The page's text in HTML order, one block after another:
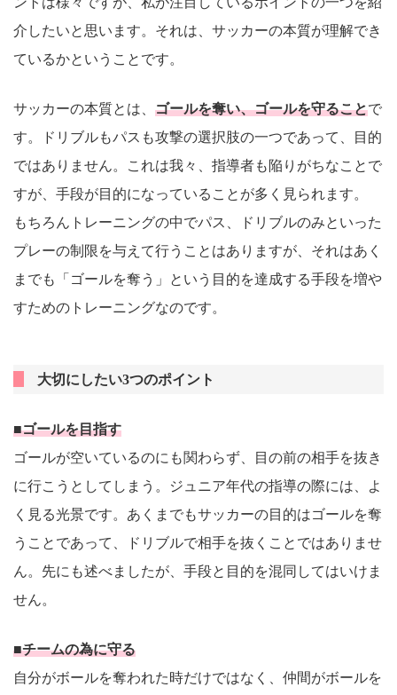
介したいと思います。それは、サッカーの本質が理解でき
ているかということです。
サッカーの本質とは、 ゴールを奪い、ゴールを守ることで
す。ドリブルもパスも攻撃の選択肢の一つであって、目的
ではありません。これは我々、指導者も陥りがちなことで
すが、手段が目的になっていることが多く見られます。
もちろんトレーニングの中でパス、ドリブルのみといった
プレーの制限を与えて行うことはありますが、それはあく
までも「ゴールを奪う」という目的を達成する手段を増や
すためのトレーニングなのです。
大切にしたい3つのポイント
■ゴールを目指す
ゴールが空いているのにも関わらず、目の前の相手を抜き
に行こうとしてしまう。ジュニア年代の指導の際には、よ
く見る光景です。あくまでもサッカーの目的はゴールを奪
うことであって、ドリブルで相手を抜くことではありませ
ん。先にも述べましたが、手段と目的を混同してはいけま
せん。
■チームの為に守る
自分がボールを奪われた時だけではなく、仲間がボールを